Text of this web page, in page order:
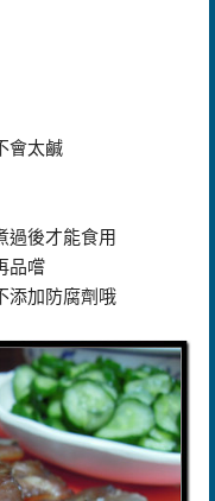
會太鹹
過後才能食用
品嚐
添加防腐劑哦